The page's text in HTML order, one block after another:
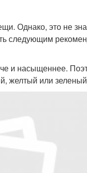
Однако, это не
следующим
и насыщеннее.
желтый или